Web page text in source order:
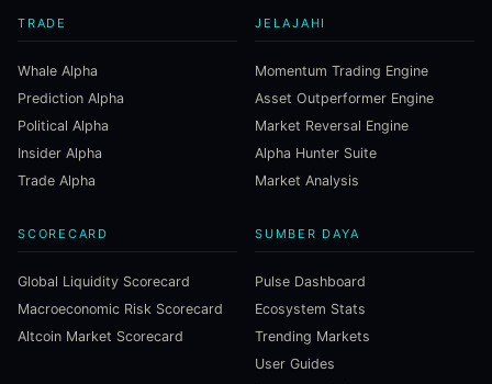
TRADE
Whale Alpha
Prediction Alpha
Political Alpha
Insider Alpha
Trade Alpha
JELAJAHI
Momentum Trading Engine
Asset Outperformer Engine
Market Reversal Engine
Alpha Hunter Suite
Market Analysis
SCORECARD
Global Liquidity Scorecard
Macroeconomic Risk Scorecard
Altcoin Market Scorecard
SUMBER DAYA
Pulse Dashboard
Ecosystem Stats
Trending Markets
User Guides